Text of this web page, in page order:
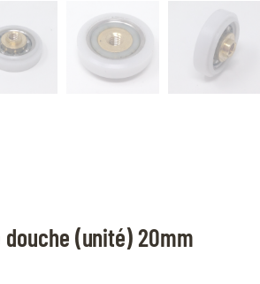
(unité) 20mm